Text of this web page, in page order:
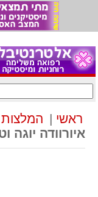
ראשי |
איורוודה יוגה